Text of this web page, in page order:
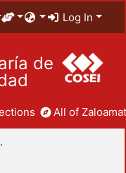
Log In
de
All of
Diseño